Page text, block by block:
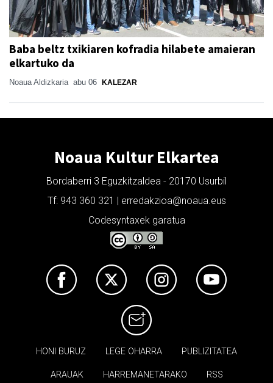
Baba beltz txikiaren kofradia hilabete amaieran
elkartuko da
Noaua Aldizkaria abu 06 KALEZAR
Noaua Kultur Elkartea
Bordaberri 3 Eguzkitzaldea - 20170 Usurbil
Tf: 943 360 321 | erredakzioa@noaua.eus
Codesyntaxek garatua
HONI BURUZ LEGE OHARRA PUBLIZITATEA
ARAUAK HARREMANETARAKO RSS